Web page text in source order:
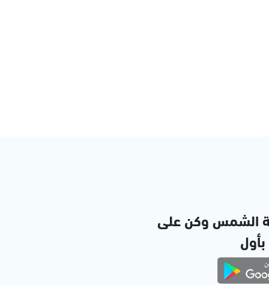
الشمس وكن على
بأول